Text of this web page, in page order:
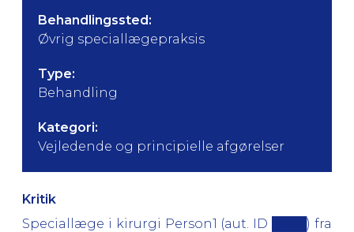
Behandlingssted:
Øvrig speciallægepraksis
Type:
Behandling
Kategori:
Vejledende og principielle afgørelser
Kritik
Speciallæge i kirurgi Person1 (aut. ID ████) fra